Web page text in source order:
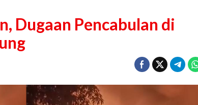
Dugaan Pencabulan di